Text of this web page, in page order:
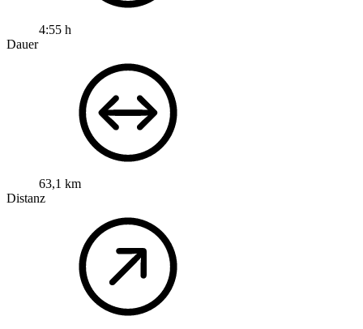
4:55 h
Dauer
63,1 km
Distanz